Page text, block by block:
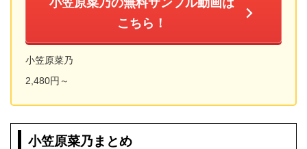
小笠原菜乃の無料サンプル動画は
こちら！
小笠原菜乃
2,480円～
小笠原菜乃まとめ